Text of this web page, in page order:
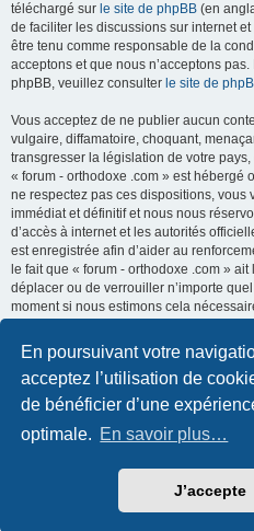
En poursuivant votre
acceptez l’utilisation de
de bénéficier d’une
optimale. En savoir plus…
J’accepte
téléchargé sur le site de phpBB (en
de faciliter les discussions sur internet
être tenu comme responsable de la
acceptons et que nous n’acceptons
phpBB, veuillez consulter le site de
Vous acceptez de ne publier aucun
vulgaire, diffamatoire, choquant,
transgresser la législation de votre
« forum - orthodoxe .com » est hébergé
ne respectez pas ces dispositions, vous
immédiat et définitif et nous nous
d’accès à internet et les autorités
est enregistrée afin d’aider au
le fait que « forum - orthodoxe .com »
déplacer ou de verrouiller n’importe
moment si nous estimons cela
que toutes les informations que vous
dans notre base de données. Bien que
diffusées à une tierce partie sans votre
.com », ni phpBB, ne pourront être
tentative de piratage informatique
phpBB®